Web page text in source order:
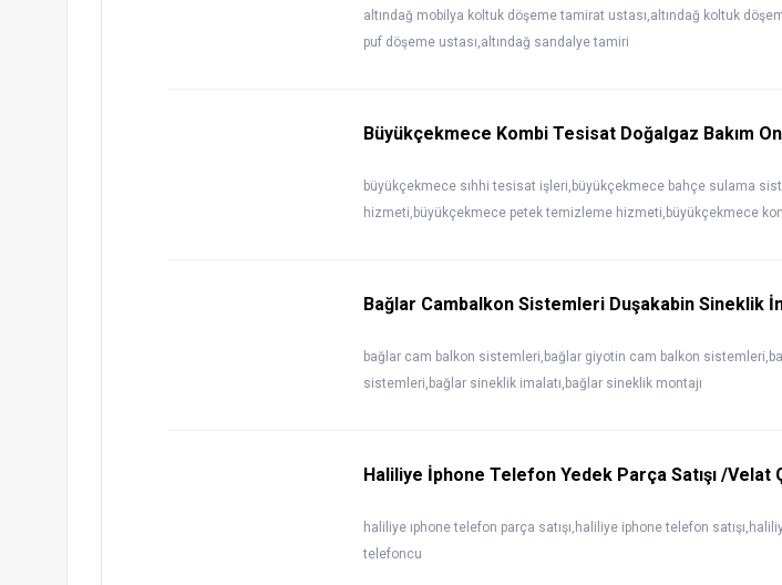
altındağ mobilya koltuk döşeme tamirat ustası,altındağ koltuk
puf döşeme ustası,altındağ sandalye tamiri
Büyükçekmece Kombi Tesisat Doğalgaz Bakım
büyükçekmece sıhhi tesisat işleri,büyükçekmece bahçe sulama
hizmeti,büyükçekmece petek temizleme hizmeti,büyükçekmece
Bağlar Cambalkon Sistemleri Duşakabin Sineklik
bağlar cam balkon sistemleri,bağlar giyotin cam balkon
sistemleri,bağlar sineklik imalatı,bağlar sineklik montajı
Haliliye İphone Telefon Yedek Parça Satışı /Velat
haliliye ıphone telefon parça satışı,haliliye iphone telefon
telefoncu